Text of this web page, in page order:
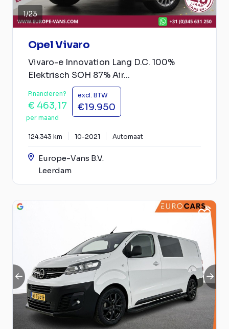
1/23
Opel Vivaro
Vivaro-e Innovation Lang D.C. 100%
Elektrisch SOH 87% Air...
Financieren?
€ 463,17
per maand
excl. BTW
€19.950
124.343 km 10-2021 Automaat
Europe-Vans B.V.
Leerdam